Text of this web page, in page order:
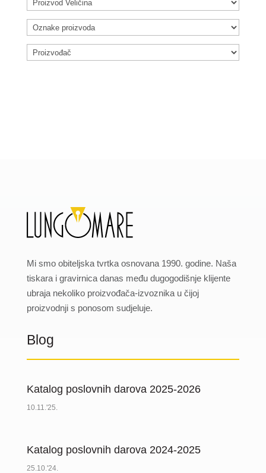
Mi smo obiteljska tvrtka osnovana 1990. godine. Naša
tiskara i gravirnica danas među dugogodišnje klijente
ubraja nekoliko proizvođača-izvoznika u čijoj
proizvodnji s ponosom sudjeluje.
Blog
Katalog poslovnih darova 2025-2026
10.11.'25.
Katalog poslovnih darova 2024-2025
25.10.'24.